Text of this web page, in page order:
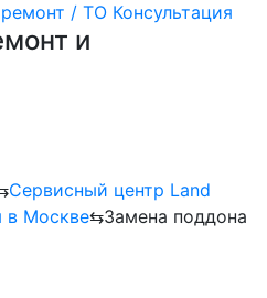
/ ТО Консультация
и
Сервисный центр Land
в Москве⇆Замена поддона